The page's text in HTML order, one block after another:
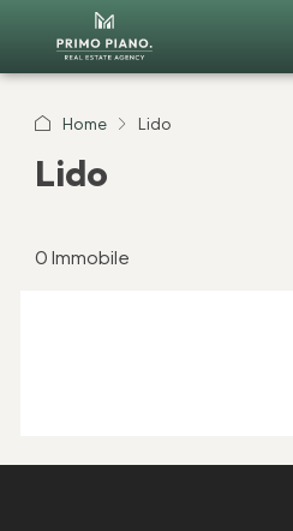
Home Lido
Lido
0 Immobile